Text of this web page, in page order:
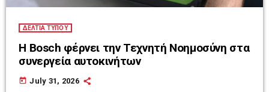
ΔΕΛΤΙΑ ΤΥΠΟΥ
Η Bosch φέρνει την Τεχνητή Νοημοσύνη στα
συνεργεία αυτοκινήτων
today July 31, 2026